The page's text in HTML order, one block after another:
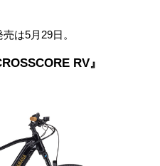
は5月29日。
RV』